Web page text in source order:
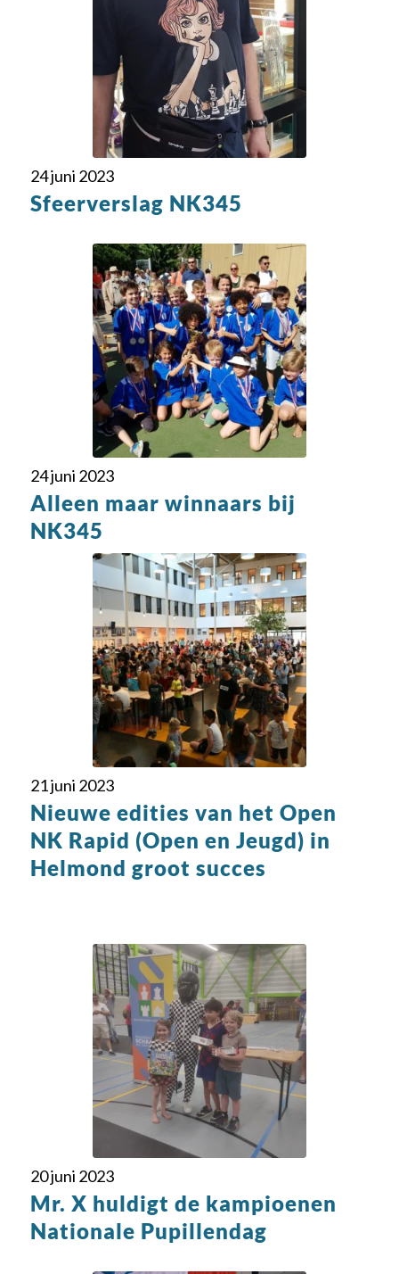
24 juni 2023
Sfeerverslag NK345
24 juni 2023
Alleen maar winnaars bij
NK345
21 juni 2023
Nieuwe edities van het Open
NK Rapid (Open en Jeugd) in
Helmond groot succes
20 juni 2023
Mr. X huldigt de kampioenen
Nationale Pupillendag